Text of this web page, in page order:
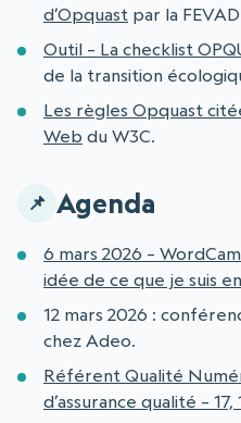
d’Opquast par la FEVAD
Outil – La checklist
de la transition
Les règles Opquast
Web du W3C.
Agenda
6 mars 2026 –
idée de ce que je suis
12 mars 2026 :
chez Adeo.
Référent Qualité
d’assurance qualité –